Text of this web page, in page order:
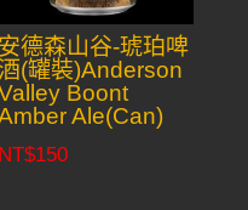
安德森山谷-琥珀啤
酒(罐裝)Anderson
Boont
Ale(Can)
NT$150